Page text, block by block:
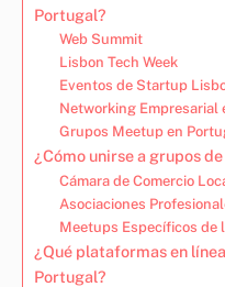
Portugal?
Web Summit
Lisbon Tech Week
Eventos de Startup
Networking Empresarial
Grupos Meetup en
¿Cómo unirse a grupos
Cámara de Comercio
Asociaciones
Meetups Específicos de
¿Qué plataformas en
Portugal?